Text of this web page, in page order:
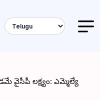
వైసీపీ లక్ష్యం: ఎమ్మెల్యే